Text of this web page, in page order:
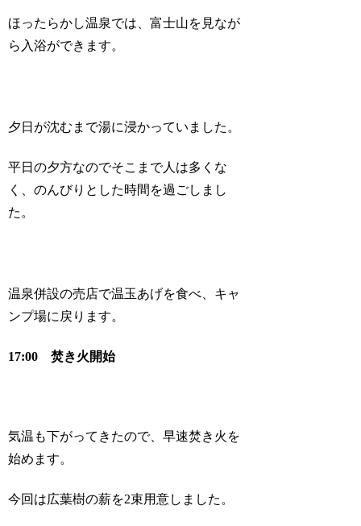
ほったらかし温泉では、富士山を見なが
ら入浴ができます。
夕日が沈むまで湯に浸かっていました。
平日の夕方なのでそこまで人は多くな
く、のんびりとした時間を過ごしまし
た。
温泉併設の売店で温玉あげを食べ、キャ
ンプ場に戻ります。
17:00 焚き火開始
気温も下がってきたので、早速焚き火を
始めます。
今回は広葉樹の薪を2束用意しました。